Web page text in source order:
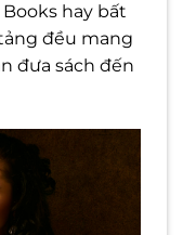
hay bất
đều mang
đưa sách đến